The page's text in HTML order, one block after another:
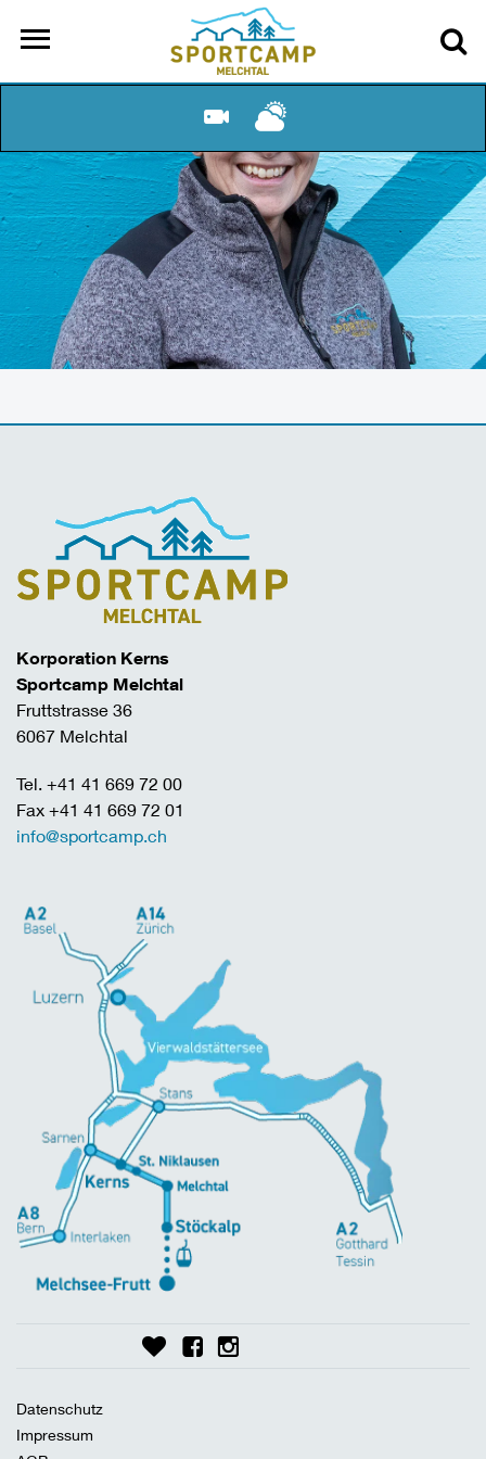
Korporation Kerns
Sportcamp Melchtal
Fruttstrasse 36
6067 Melchtal
Tel. +41 41 669 72 00
Fax +41 41 669 72 01
info@sportcamp.ch
Datenschutz
Impressum